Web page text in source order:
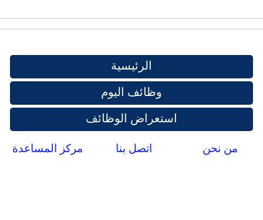
الرئيسية
وظائف اليوم
استعراض الوظائف
من نحن اتصل بنا مركز المساعدة